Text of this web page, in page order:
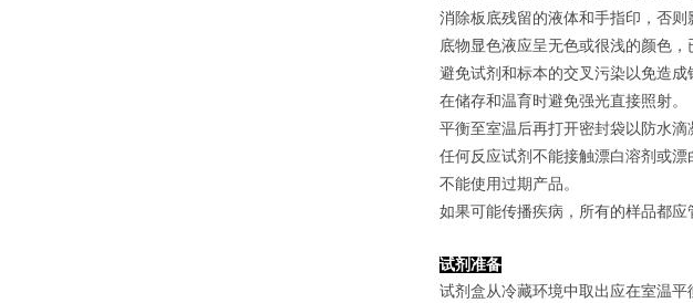
消除板底残留的液体和手指印，否则
底物显色液应呈无色或很浅的颜色，
避免试剂和标本的交叉污染以免造成
在储存和温育时避免强光直接照射。
平衡至室温后再打开密封袋以防水滴
任何反应试剂不能接触漂白溶剂或
不能使用过期产品。
如果可能传播疾病，所有的样品都应
试剂准备
试剂盒从冷藏环境中取出应在室温平